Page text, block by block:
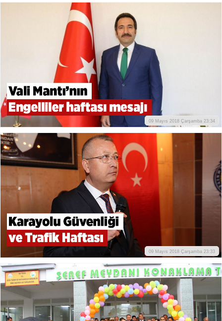
09 Mayıs 2018 Çarşamba 23:34
09 Mayıs 2018 Çarşamba 23:33